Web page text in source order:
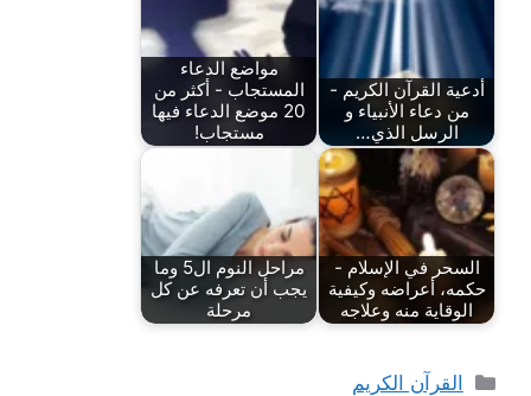
أدعية القرآن الكريم -
من دعاء الأنبياء و
الرسل الذي…
مواضع الدعاء
المستجاب - أكثر من
20 موضع الدعاء فيها
مستجاب!
السحر في الإسلام -
حكمه، أعراضه وكيفية
الوقاية منه وعلاجه
مراحل النوم ال5 وما
يجب أن تعرفه عن كل
مرحلة
التصنيفات
القرآن الكريم